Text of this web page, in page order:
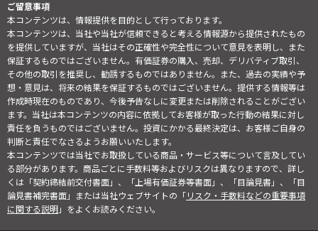
ご留意事項
本コンテンツは、情報提供を目的として行っております。
本コンテンツは、当社や当社が信頼できると考える情報源から提供されたもの
を提供していますが、当社はその正確性や完全性について意見を表明し、また
保証するものではございません。有価証券の購入、売却、デリバティブ取引、
その他の取引を推奨し、勧誘するものではありません。また、過去の実績や予
想・意見は、将来の結果を保証するものではございません。提供する情報等は
作成時現在のものであり、今後予告なしに変更または削除されることがござい
ます。当社は本コンテンツの内容に依拠してお客様が取った行動の結果に対し
責任を負うものではございません。投資にかかる最終決定は、お客様ご自身の
判断と責任でなさるようお願いいたします。
本コンテンツでは当社でお取扱している商品・サービス等について言及してい
る部分があります。商品ごとに手数料等およびリスクは異なりますので、詳し
くは「契約締結前交付書面」、「上場有価証券等書面」、「目論見書」、「目
論見書補完書面」または当社ウェブサイトの「リスク・手数料などの重要事項
に関する説明」をよくお読みください。